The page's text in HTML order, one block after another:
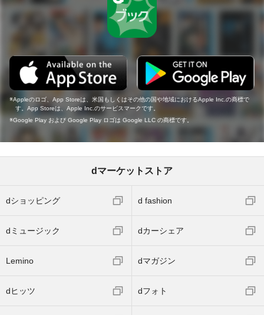
Appleのロゴ、App Storeは、米国もしくはその他の国や地域におけるApple Inc.の商標で
す。App Storeは、Apple Inc.のサービスマークです。
Google Play および Google Play ロゴは Google LLC の商標です。
dマーケットストア
dショッピング d fashion
dミュージック dカーシェア
Lemino dマガジン
dヒッツ dフォト